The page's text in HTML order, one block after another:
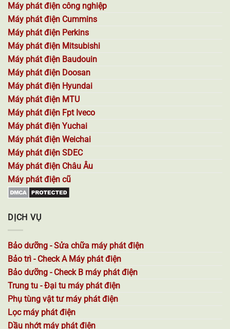
Máy phát điện công nghiệp
Máy phát điện Cummins
Máy phát điện Perkins
Máy phát điện Mitsubishi
Máy phát điện Baudouin
Máy phát điện Doosan
Máy phát điện Hyundai
Máy phát điện MTU
Máy phát điện Fpt Iveco
Máy phát điện Yuchai
Máy phát điện Weichai
Máy phát điện SDEC
Máy phát điện Châu Âu
Máy phát điện cũ
DỊCH VỤ
Bảo dưỡng - Sửa chữa máy phát điện
Bảo trì - Check A Máy phát điện
Bảo dưỡng - Check B máy phát điện
Trung tu - Đại tu máy phát điện
Phụ tùng vật tư máy phát điện
Lọc máy phát điện
Dầu nhớt máy phát điện